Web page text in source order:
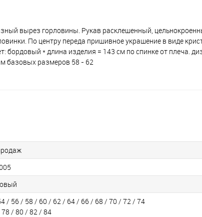
вырез горловины. Рукав расклешенный,
По центру переда пришивное украшение в виде
бордовый * длина изделия = 143 см по спинке от плеча.
базовых размеров 58 - 62
/ 56 / 58 / 60 / 62 / 64 / 66 / 68 / 70 / 72 / 74
/ 80 / 82 / 84